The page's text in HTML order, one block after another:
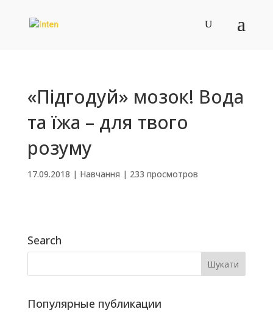
«Підгодуй» мозок! Вода
та їжа – для твого
розуму
17.09.2018 | Навчання | 233 просмотров
Search
Популярные публикации